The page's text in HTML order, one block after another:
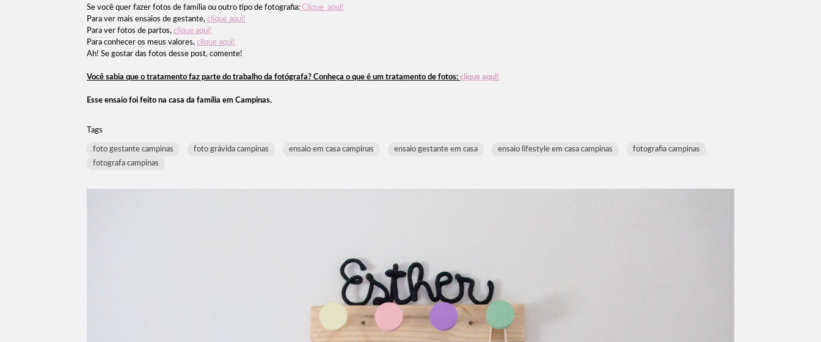
Se você quer fazer fotos de família ou outro tipo de fotografia: Clique aqui!
Para ver mais ensaios de gestante, clique aqui!
Para ver fotos de partos, clique aqui!
Para conhecer os meus valores, clique aqui!
Ah! Se gostar das fotos desse post, comente!
Você sabia que o tratamento faz parte do trabalho da fotógrafa? Conheça o que é um tratamento de fotos: clique aqui!
Esse ensaio foi feito na casa da família em Campinas.
Tags
foto gestante campinas foto grávida campinas ensaio em casa campinas ensaio gestante em casa ensaio lifestyle em casa campinas
fotografia campinas
fotografa campinas